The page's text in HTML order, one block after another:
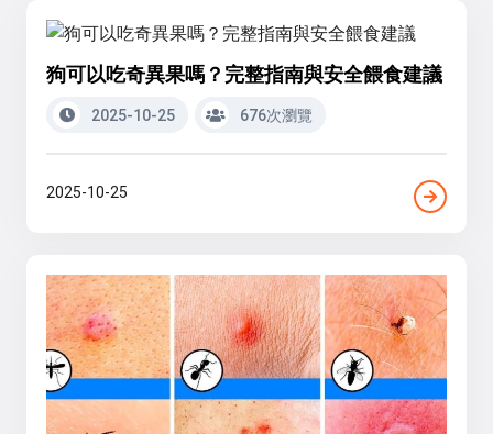
狗可以吃奇異果嗎？完整指南與安全餵食建議
2025-10-25 676次瀏覽
2025-10-25